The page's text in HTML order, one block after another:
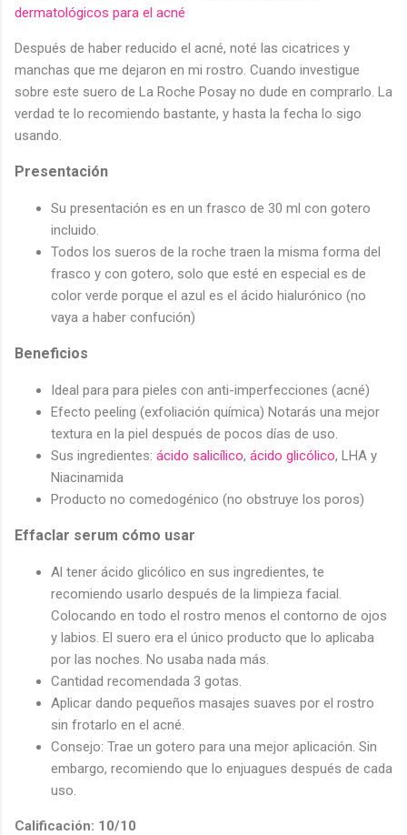
dermatológicos para el acné
Después de haber reducido el acné, noté las cicatrices y
manchas que me dejaron en mi rostro. Cuando investigue
sobre este suero de La Roche Posay no dude en comprarlo. La
verdad te lo recomiendo bastante, y hasta la fecha lo sigo
usando.
Presentación
Su presentación es en un frasco de 30 ml con gotero
incluido.
Todos los sueros de la roche traen la misma forma del
frasco y con gotero, solo que esté en especial es de
color verde porque el azul es el ácido hialurónico (no
vaya a haber confución)
Beneficios
Ideal para para pieles con anti-imperfecciones (acné)
Efecto peeling (exfoliación química) Notarás una mejor
textura en la piel después de pocos días de uso.
Sus ingredientes: ácido salicílico, ácido glicólico, LHA y
Niacinamida
Producto no comedogénico (no obstruye los poros)
Effaclar serum cómo usar
Al tener ácido glicólico en sus ingredientes, te
recomiendo usarlo después de la limpieza facial.
Colocando en todo el rostro menos el contorno de ojos
y labios. El suero era el único producto que lo aplicaba
por las noches. No usaba nada más.
Cantidad recomendada 3 gotas.
Aplicar dando pequeños masajes suaves por el rostro
sin frotarlo en el acné.
Consejo: Trae un gotero para una mejor aplicación. Sin
embargo, recomiendo que lo enjuagues después de cada
uso.
Calificación: 10/10